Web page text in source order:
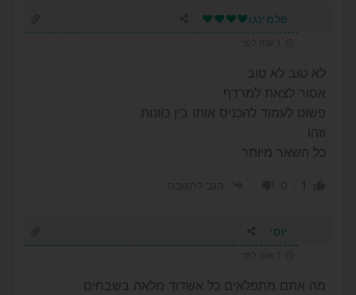
פלמינגו❤️❤️❤️❤️
לא טוב לא טוב
אסור לצאת למרדף
פשוט לעמוד להכניס אותו בין כוונות
וזהו
כל השאר מיותר
1
יוסי
מה אתם מתפלאים כל אשדוד מלאה בשבחים